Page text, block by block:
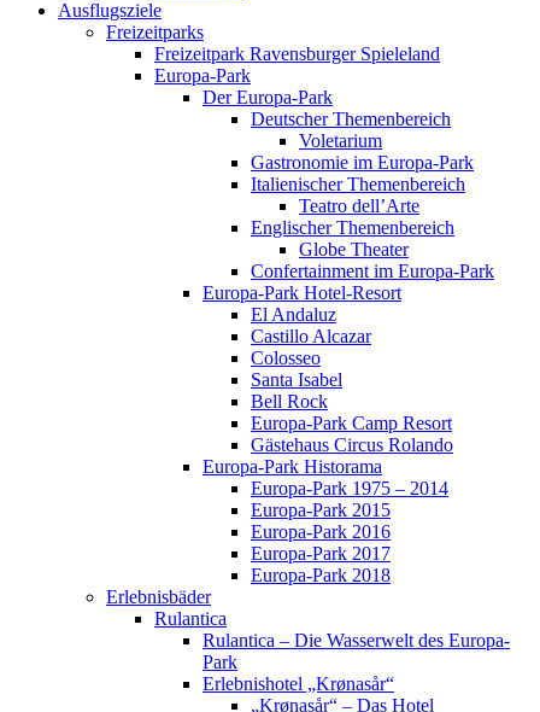
Ausflugsziele
Freizeitparks
Freizeitpark Ravensburger Spieleland
Europa-Park
Der Europa-Park
Deutscher Themenbereich
Voletarium
Gastronomie im Europa-Park
Italienischer Themenbereich
Teatro dell’Arte
Englischer Themenbereich
Globe Theater
Confertainment im Europa-Park
Europa-Park Hotel-Resort
El Andaluz
Castillo Alcazar
Colosseo
Santa Isabel
Bell Rock
Europa-Park Camp Resort
Gästehaus Circus Rolando
Europa-Park Historama
Europa-Park 1975 – 2014
Europa-Park 2015
Europa-Park 2016
Europa-Park 2017
Europa-Park 2018
Erlebnisbäder
Rulantica
Rulantica – Die Wasserwelt des Europa-
Park
Erlebnishotel „Krønasår“
„Krønasår“ – Das Hotel